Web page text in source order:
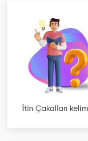
İtin Çakalları